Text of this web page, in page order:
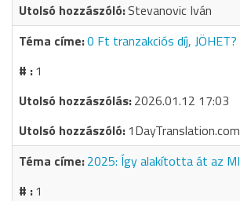
Stevanovic Iván
0 Ft tranzakciós díj, JÖHET?
1
2026.01.12 17:03
1DayTranslation.com
2025: Így alakította át az MI
1